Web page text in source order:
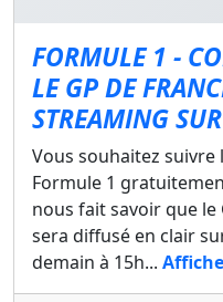
FORMULE 1 -
LE GP DE
STREAMING
Vous souhaitez suivre
Formule 1
nous fait savoir que le
sera diffusé en clair
demain à 15h...